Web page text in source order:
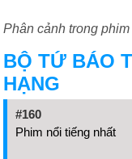
Phân cảnh trong
BỘ TỨ BÁO
HẠNG
#160
Phim nổi tiếng nhất